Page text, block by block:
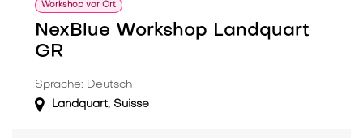
Workshop vor Ort
NexBlue Workshop Landquart
GR
Sprache: Deutsch
Landquart, Suisse